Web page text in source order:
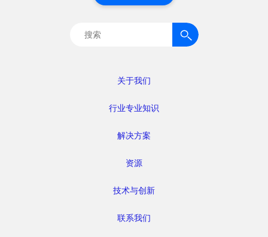
关于我们
行业专业知识
解决方案
资源
技术与创新
联系我们
搜